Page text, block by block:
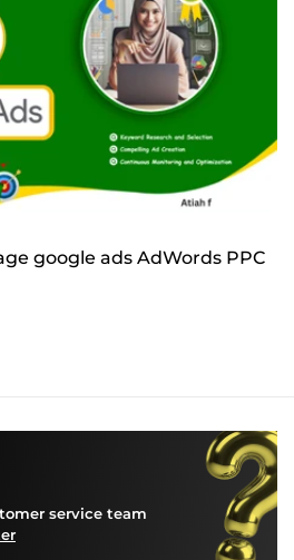
google ads AdWords PPC
service team